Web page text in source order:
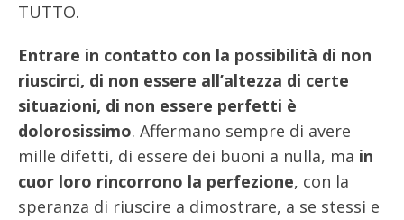
TUTTO.
Entrare in contatto con la possibilità di non
riuscirci, di non essere all’altezza di certe
situazioni, di non essere perfetti è
dolorosissimo. Affermano sempre di avere
mille difetti, di essere dei buoni a nulla, ma in
cuor loro rincorrono la perfezione, con la
speranza di riuscire a dimostrare, a se stessi e